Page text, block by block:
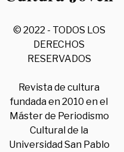
© 2022 - TODOS LOS
DERECHOS
RESERVADOS
Revista de cultura
fundada en 2010 en el
Máster de Periodismo
Cultural de la
Universidad San Pablo